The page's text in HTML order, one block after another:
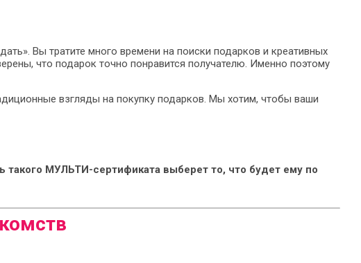
Вы тратите много времени на поиски подарков и креативных
что подарок точно понравится получателю. Именно поэтому
взгляды на покупку подарков. Мы хотим, чтобы ваши
такого МУЛЬТИ-сертификата выберет то, что будет ему по